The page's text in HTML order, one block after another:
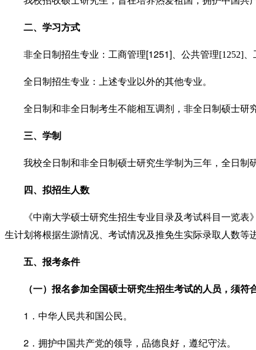
二、学习方式
非全日制招生专业：工商管理[1251] 、公共管理[1252]
全日制招生专业：上述专业以外的其他专业。
全日制和非全日制考生不能相互调剂，非全日制硕士研
三、学制
我校全日制和非全日制硕士研究生学制 为三年，全日制
四、拟招生人数
《中南大学硕士研究生招生专业目录及考试科目一览表
生计划将根据生源情况、考试情况及推免生实际录取人数等
五、报考条件
（一）报名参加全国硕士研究生招生考试的人员，须符
1 ．中华人民共和国公民。
2 ．拥护中国共产党的领导，品德良好，遵纪守法。